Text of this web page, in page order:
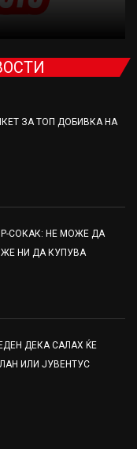
ЗА ТОП ДОБИВКА НА
СОКАК: НЕ МОЖЕ ДА
НИ ДА КУПУВА
ДЕКА САЛАХ ЌЕ
ИЛИ ЈУВЕНТУС